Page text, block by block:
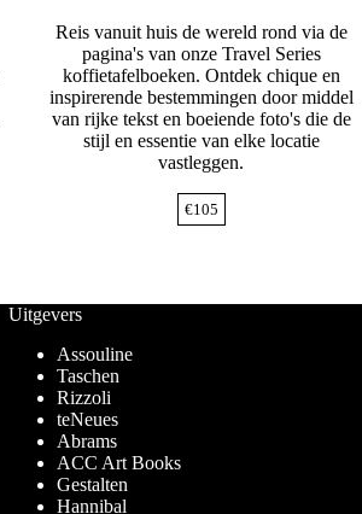
Reis vanuit huis de wereld rond via de
pagina's van onze Travel Series
koffietafelboeken. Ontdek chique en
inspirerende bestemmingen door middel
van rijke tekst en boeiende foto's die de
stijl en essentie van elke locatie
vastleggen.
€105
Uitgevers
Assouline
Taschen
Rizzoli
teNeues
Abrams
ACC Art Books
Gestalten
Hannibal